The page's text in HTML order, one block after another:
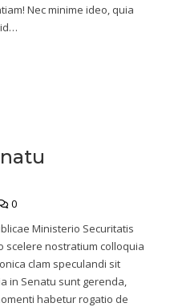
Nec minime ideo, quia
id…
0
Ministerio Securitatis
scelere nostratium colloquia
clam speculandi sit
in Senatu sunt gerenda,
habetur rogatio de